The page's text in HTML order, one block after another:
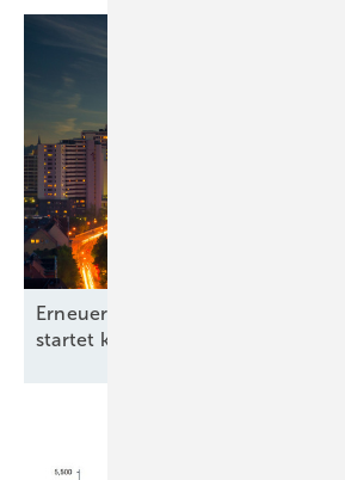
Erneuerbare-Energien-
startet kommunale